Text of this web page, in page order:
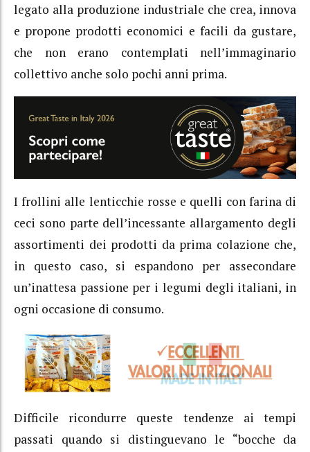
legato alla produzione industriale che crea, innova
e propone prodotti economici e facili da gustare,
che non erano contemplati nell’immaginario
collettivo anche solo pochi anni prima.
I frollini alle lenticchie rosse e quelli con farina di
ceci sono parte dell’incessante allargamento degli
assortimenti dei prodotti da prima colazione che,
in questo caso, si espandono per assecondare
un’inattesa passione per i legumi degli italiani, in
ogni occasione di consumo.
Difficile ricondurre queste tendenze ai tempi
passati quando si distinguevano le “bocche da